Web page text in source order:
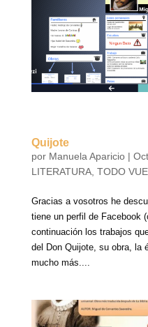
Quijote
por Manuela Aparicio|
LITERATURA, TODO
Gracias a vosotros he
tiene un perfil de Facebook
continuación los trabajos
del Don Quijote, su obra, la
mucho más....